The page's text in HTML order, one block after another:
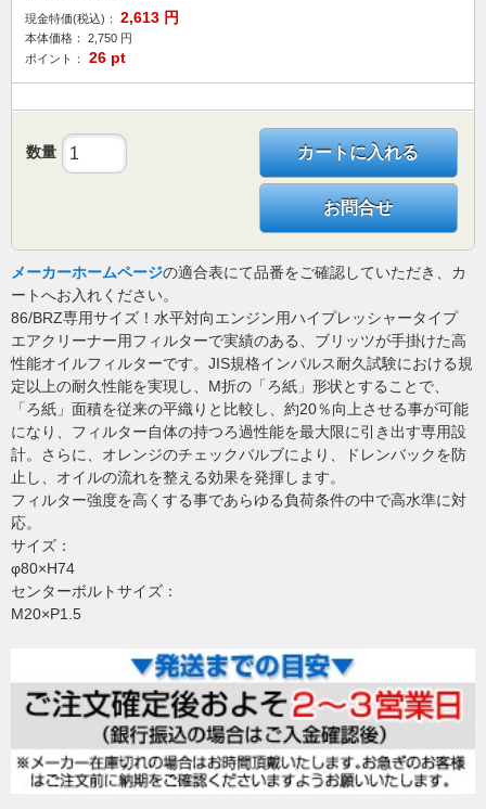
現金特価(税込)： 2,613 円
本体価格： 2,750 円
ポイント：
26 pt
数量 カートに入れる
お問合せ
メーカーホームページの適合表にて品番をご確認していただき、カ
ートへお入れください。
86/BRZ専用サイズ！水平対向エンジン用ハイプレッシャータイプ
エアクリーナー用フィルターで実績のある、ブリッツが手掛けた高
性能オイルフィルターです。JIS規格インパルス耐久試験における規
定以上の耐久性能を実現し、M折の「ろ紙」形状とすることで、
「ろ紙」面積を従来の平織りと比較し、約20％向上させる事が可能
になり、フィルター自体の持つろ過性能を最大限に引き出す専用設
計。さらに、オレンジのチェックバルブにより、ドレンバックを防
止し、オイルの流れを整える効果を発揮します。
フィルター強度を高くする事であらゆる負荷条件の中で高水準に対
応。
サイズ：
φ80×H74
センターボルトサイズ：
M20×P1.5